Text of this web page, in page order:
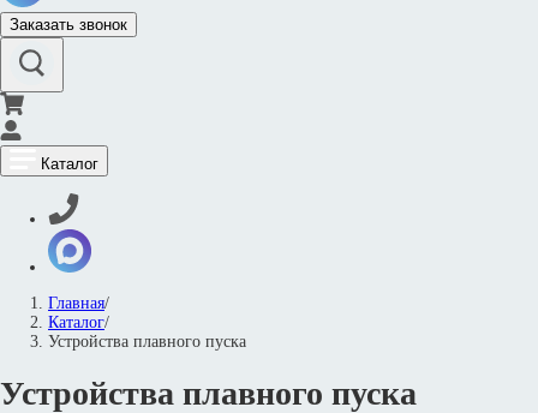
Заказать звонок
Каталог
Главная/
Каталог/
Устройства плавного пуска
Устройства плавного пуска